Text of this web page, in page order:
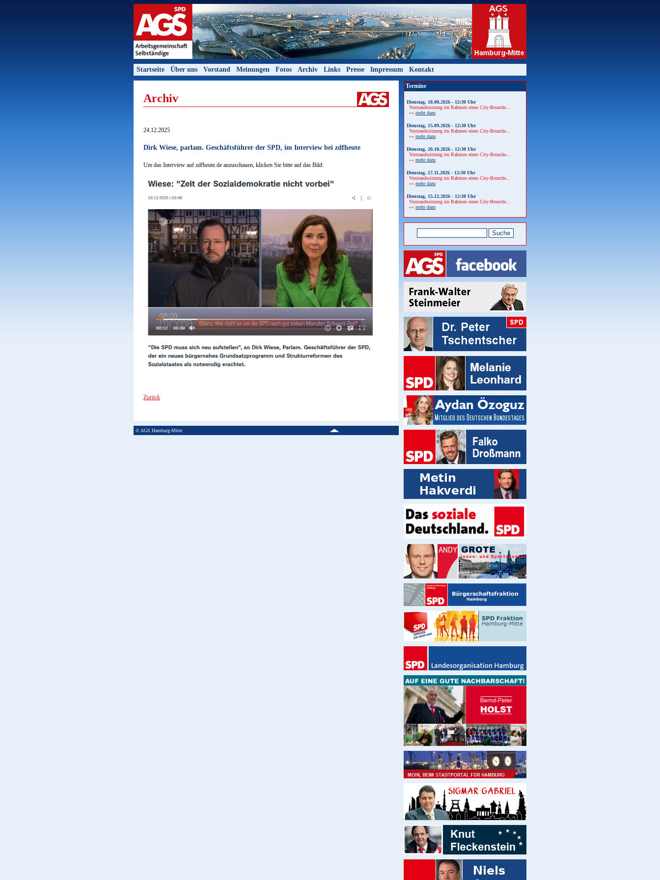
Startseite Über uns Vorstand Meinungen Fotos Archiv Links Presse Impressum Kontakt
Archiv
24.12.2025
Dirk Wiese, parlam. Geschäftsführer der SPD, im Interview bei zdfheute
Um das Interview auf zdfheute.de anzuschauen, klicken Sie bitte auf das Bild:
Zurück
© AGS Hamburg-Mitte
Termine
Dienstag, 18.08.2026 - 12:30 Uhr
Vorstandssitzung im Rahmen eines City-Brunchs...
»» mehr dazu
Dienstag, 15.09.2026 - 12:30 Uhr
Vorstandssitzung im Rahmen eines City-Brunchs...
»» mehr dazu
Dienstag, 20.10.2026 - 12:30 Uhr
Vorstandssitzung im Rahmen eines City-Brunchs...
»» mehr dazu
Dienstag, 17.11.2026 - 12:30 Uhr
Vorstandssitzung im Rahmen eines City-Brunchs...
»» mehr dazu
Dienstag, 15.12.2026 - 12:30 Uhr
Vorstandssitzung im Rahmen eines City-Brunchs...
»» mehr dazu